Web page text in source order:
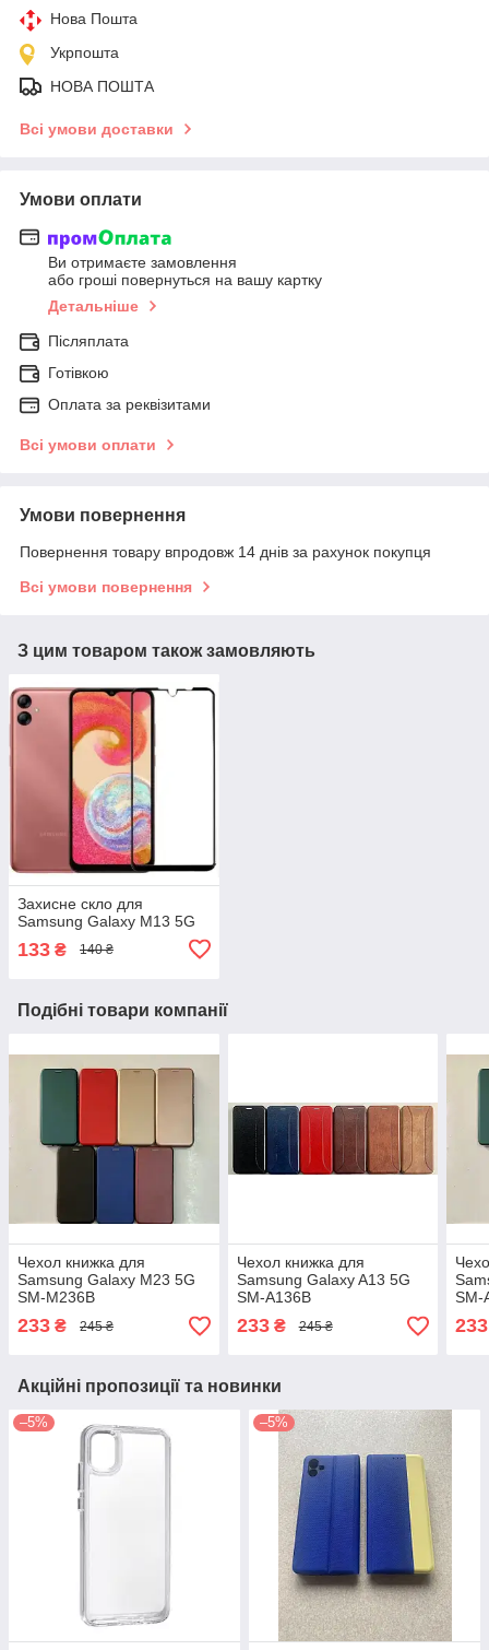
Нова Пошта
Укрпошта
НОВА ПОШТА
Всі умови доставки
Умови оплати
Ви отримаєте замовлення
або гроші повернуться на вашу картку
Детальніше
Післяплата
Готівкою
Оплата за реквізитами
Всі умови оплати
Умови повернення
Повернення товару впродовж 14 днів за рахунок покупця
Всі умови повернення
З цим товаром також замовляють
Захисне скло для
Samsung Galaxy M13 5G
133 ₴ 140 ₴
Подібні товари компанії
Чехол книжка для
Samsung Galaxy M23 5G
SM-M236B
233 ₴ 245 ₴
Чехол книжка для
Samsung Galaxy A13 5G
SM-A136B
233₴ 245 ₴
SM-
233
Акційні пропозиції та новинки
–5% –5%